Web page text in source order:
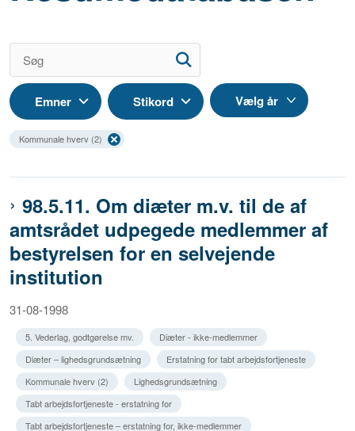
Emner Stikord
Kommunale hverv (2)
98.5.11. Om diæter m.v. til de af
amtsrådet udpegede medlemmer af
bestyrelsen for en selvejende
institution
31-08-1998
5. Vederlag, godtgørelse mv.
Diæter - ikke-medlemmer
Diæter – lighedsgrundsætning
Erstatning for tabt arbejdsfortjeneste
Kommunale hverv (2)
Lighedsgrundsætning
Tabt arbejdsfortjeneste - erstatning for
Tabt arbejdsfortjeneste – erstatning for, ikke-medlemmer